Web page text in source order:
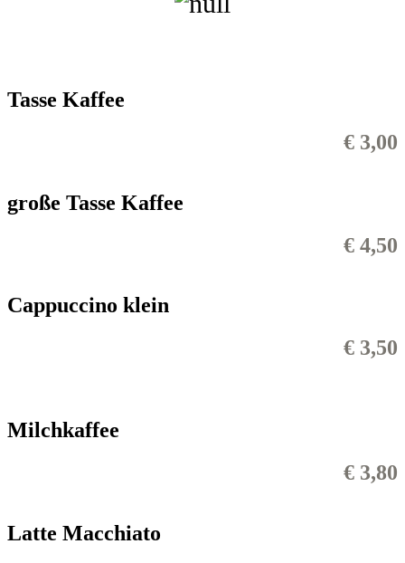
Tasse Kaffee
€ 3,00
große Tasse Kaffee
€ 4,50
Cappuccino klein
€ 3,50
Milchkaffee
€ 3,80
Latte Macchiato